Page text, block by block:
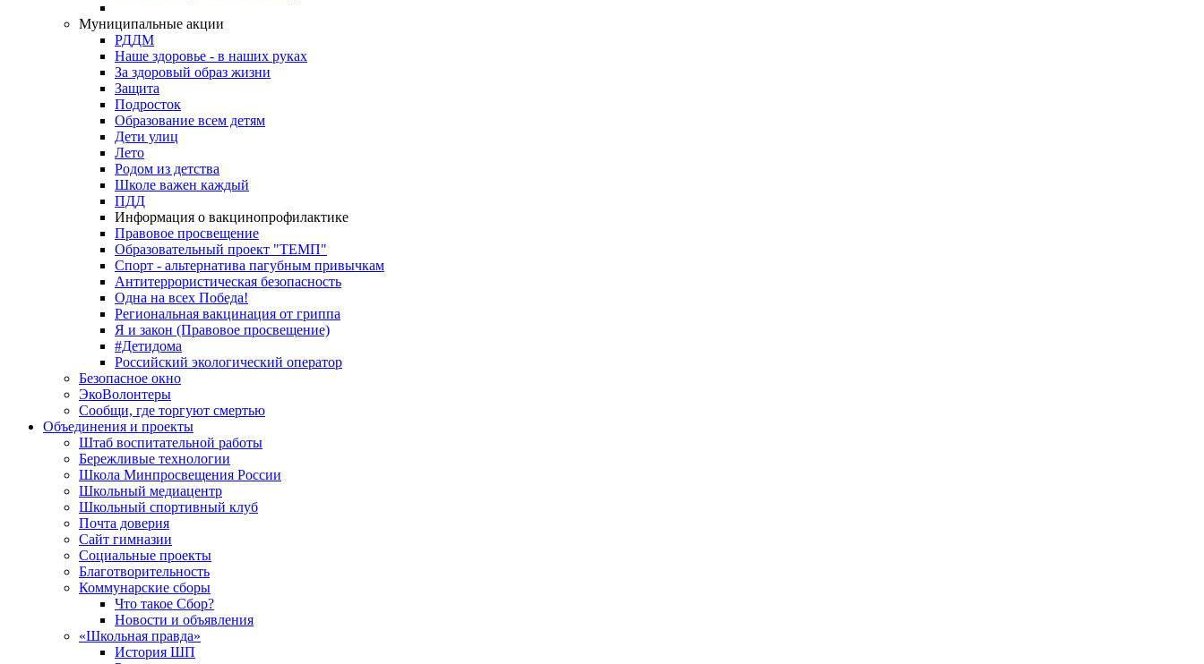
Муниципальные акции
РДДМ
Наше здоровье - в наших руках
За здоровый образ жизни
Защита
Подросток
Образование всем детям
Дети улиц
Лето
Родом из детства
Школе важен каждый
ПДД
Информация о вакцинопрофилактике
Правовое просвещение
Образовательный проект "ТЕМП"
Спорт - альтернатива пагубным привычкам
Антитеррористическая безопасность
Одна на всех Победа!
Региональная вакцинация от гриппа
Я и закон (Правовое просвещение)
#Детидома
Российский экологический оператор
Безопасное окно
ЭкоВолонтеры
Сообщи, где торгуют смертью
Объединения и проекты
Штаб воспитательной работы
Бережливые технологии
Школа Минпросвещения России
Школьный медиацентр
Школьный спортивный клуб
Почта доверия
Сайт гимназии
Социальные проекты
Благотворительность
Коммунарские сборы
Что такое Сбор?
Новости и объявления
«Школьная правда»
История ШП